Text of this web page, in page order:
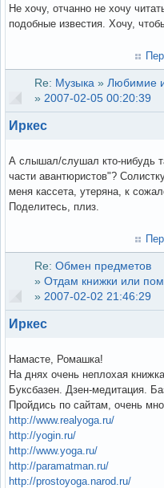
Не хочу, отчанно не хочу
подобные известия. Хочу,
Re: Музыка » Любимие
» 2007-02-05 00:20:39
Иркес
А слышал/слушал кто-нибудь
части авантюристов"?
меня кассета, утеряна, к
Поделитесь, плиз.
Re: Обмен предметов
» Отдам книжки или
» 2007-02-02 21:46:29
Иркес
Намасте, Ромашка!
На днях очень неплохая
Буксбазен. Дзен-медитация.
Пройдись по сайтам, очень
http://www.realyoga.ru/
http://yogin.ru/
http://www.yoga.ru/
http://paramatman.ru/
http://prostoyoga.narod.ru/